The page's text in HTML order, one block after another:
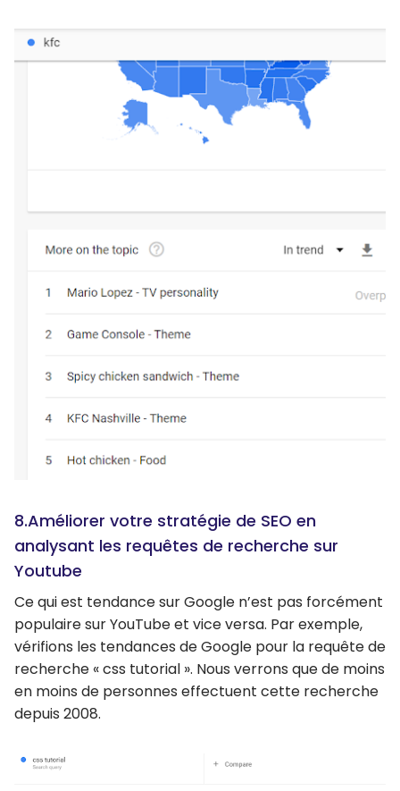
8.Améliorer votre stratégie de SEO en
analysant les requêtes de recherche sur
Youtube
Ce qui est tendance sur Google n’est pas forcément
populaire sur YouTube et vice versa. Par exemple,
vérifions les tendances de Google pour la requête de
recherche « css tutorial ». Nous verrons que de moins
en moins de personnes effectuent cette recherche
depuis 2008.